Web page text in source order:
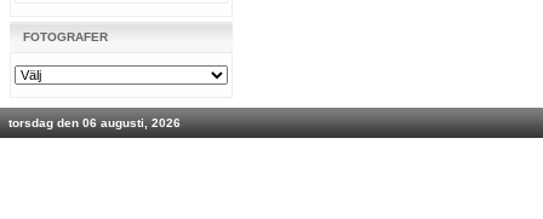
FOTOGRAFER
torsdag den 06 augusti, 2026